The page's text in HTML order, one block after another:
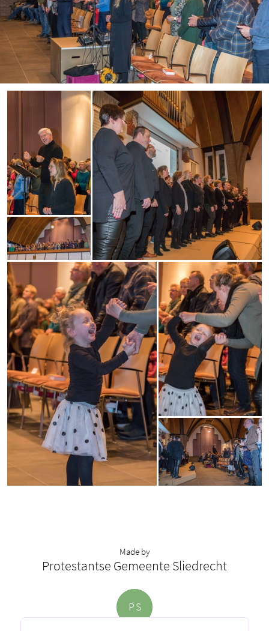
Made by
Protestantse Gemeente Sliedrecht
PS